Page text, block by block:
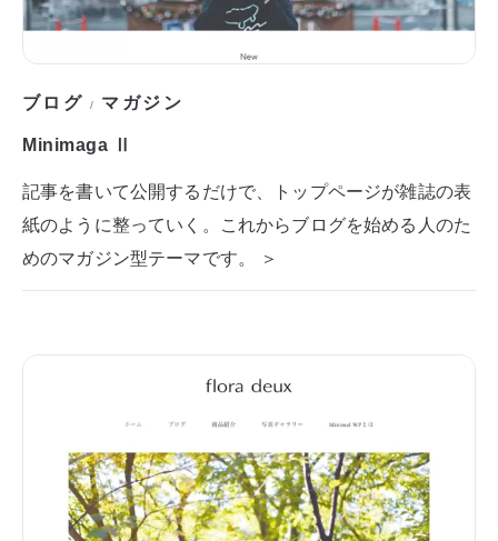
ブログ / マガジン
Minimaga Ⅱ
記事を書いて公開するだけで、トップページが雑誌の表
紙のように整っていく。これからブログを始める人のた
めのマガジン型テーマです。 ＞